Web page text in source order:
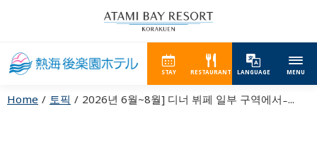
STAY RESTAURANT LANGUAGE MENU
Home 토픽 2026년 6월~8월] 디너 뷔페 일부 구역에서 ̵ ...